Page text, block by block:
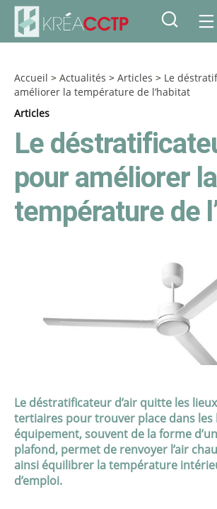
Accueil > Actualités > Articles > Le
améliorer la température de l’habitat
Articles
Le
pour améliorer la
température de
Le déstratificateur d’air quitte les
tertiaires pour trouver place dans les
équipement, souvent de la forme
plafond, permet de renvoyer l’air
ainsi équilibrer la température
d’emploi.